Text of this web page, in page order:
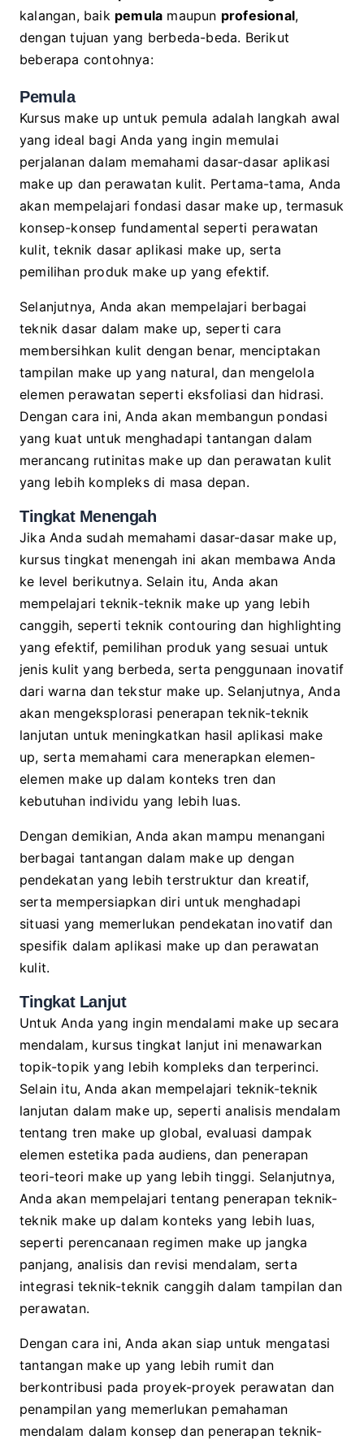
kalangan, baik pemula maupun profesional,
dengan tujuan yang berbeda-beda. Berikut
beberapa contohnya:
Pemula
Kursus make up untuk pemula adalah langkah awal
yang ideal bagi Anda yang ingin memulai
perjalanan dalam memahami dasar-dasar aplikasi
make up dan perawatan kulit. Pertama-tama, Anda
akan mempelajari fondasi dasar make up, termasuk
konsep-konsep fundamental seperti perawatan
kulit, teknik dasar aplikasi make up, serta
pemilihan produk make up yang efektif.
Selanjutnya, Anda akan mempelajari berbagai
teknik dasar dalam make up, seperti cara
membersihkan kulit dengan benar, menciptakan
tampilan make up yang natural, dan mengelola
elemen perawatan seperti eksfoliasi dan hidrasi.
Dengan cara ini, Anda akan membangun pondasi
yang kuat untuk menghadapi tantangan dalam
merancang rutinitas make up dan perawatan kulit
yang lebih kompleks di masa depan.
Tingkat Menengah
Jika Anda sudah memahami dasar-dasar make up,
kursus tingkat menengah ini akan membawa Anda
ke level berikutnya. Selain itu, Anda akan
mempelajari teknik-teknik make up yang lebih
canggih, seperti teknik contouring dan highlighting
yang efektif, pemilihan produk yang sesuai untuk
jenis kulit yang berbeda, serta penggunaan inovatif
dari warna dan tekstur make up. Selanjutnya, Anda
akan mengeksplorasi penerapan teknik-teknik
lanjutan untuk meningkatkan hasil aplikasi make
up, serta memahami cara menerapkan elemen-
elemen make up dalam konteks tren dan
kebutuhan individu yang lebih luas.
Dengan demikian, Anda akan mampu menangani
berbagai tantangan dalam make up dengan
pendekatan yang lebih terstruktur dan kreatif,
serta mempersiapkan diri untuk menghadapi
situasi yang memerlukan pendekatan inovatif dan
spesifik dalam aplikasi make up dan perawatan
kulit.
Tingkat Lanjut
Untuk Anda yang ingin mendalami make up secara
mendalam, kursus tingkat lanjut ini menawarkan
topik-topik yang lebih kompleks dan terperinci.
Selain itu, Anda akan mempelajari teknik-teknik
lanjutan dalam make up, seperti analisis mendalam
tentang tren make up global, evaluasi dampak
elemen estetika pada audiens, dan penerapan
teori-teori make up yang lebih tinggi. Selanjutnya,
Anda akan mempelajari tentang penerapan teknik-
teknik make up dalam konteks yang lebih luas,
seperti perencanaan regimen make up jangka
panjang, analisis dan revisi mendalam, serta
integrasi teknik-teknik canggih dalam tampilan dan
perawatan.
Dengan cara ini, Anda akan siap untuk mengatasi
tantangan make up yang lebih rumit dan
berkontribusi pada proyek-proyek perawatan dan
penampilan yang memerlukan pemahaman
mendalam dalam konsep dan penerapan teknik-